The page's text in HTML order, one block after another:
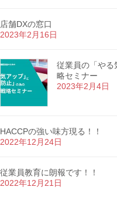
店舗DXの窓口
2023年2月16日
従業員の「やる
略セミナー
2023年2月4日
HACCPの強い味方現る！！
2022年12月24日
従業員教育に朗報です！！
2022年12月21日